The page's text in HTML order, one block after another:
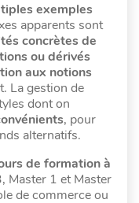
exemples
apparents sont
concrètes de
ou dérivés
aux notions
La gestion de
dont on
, pour
alternatifs.
de formation à
Master 1 et Master
de commerce ou